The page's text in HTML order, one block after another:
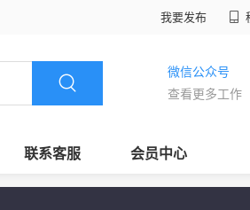
我要发布
微信公众号
查看更多工作
联系客服 会员中心